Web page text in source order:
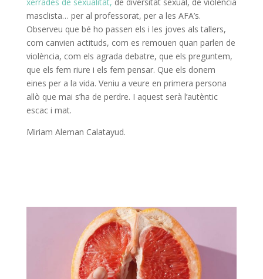
masclista… per al professorat, per a les AFA’s.
Observeu que bé ho passen els i les joves als tallers,
com canvien actituds, com es remouen quan parlen de
violència, com els agrada debatre, que els preguntem,
que els fem riure i els fem pensar. Que els donem
eines per a la vida. Veniu a veure en primera persona
allò que mai s’ha de perdre. I aquest serà l’autèntic
escac i mat.
Miriam Aleman Calatayud.